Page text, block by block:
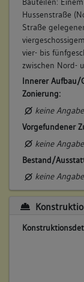
Hussenstraße
Straße
vier- bis
zwischen Nord-
Innerer Aufbau/
Zonierung:
keine
Vorgefundener
keine
Bestand/
keine